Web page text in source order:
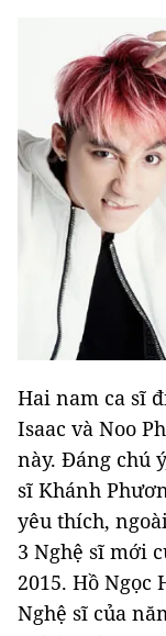
Hai nam ca sĩ
Isaac và Noo
này. Đáng chú
sĩ Khánh
yêu thích,
3 Nghệ sĩ mới
2015. Hồ Ngọc
Nghệ sĩ của